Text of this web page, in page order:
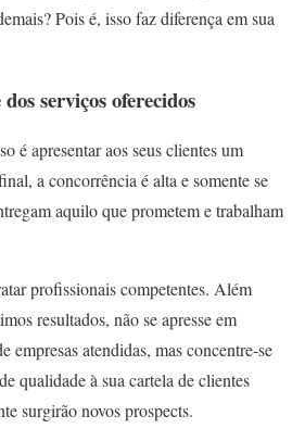
Pois é, isso faz diferença em sua
serviços oferecidos
é apresentar aos seus clientes um
a concorrência é alta e somente se
aquilo que prometem e trabalham
profissionais competentes. Além
resultados, não se apresse em
empresas atendidas, mas concentre-se
qualidade à sua cartela de clientes
surgirão novos prospects.